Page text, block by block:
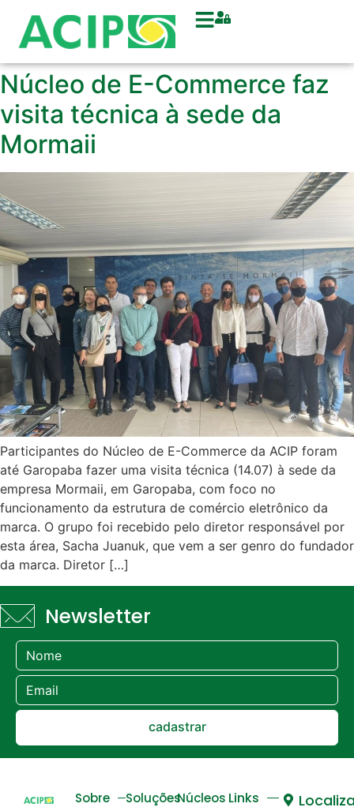
Núcleo de E-Commerce faz
visita técnica à sede da
Mormaii
Participantes do Núcleo de E-Commerce da ACIP foram
até Garopaba fazer uma visita técnica (14.07) à sede da
empresa Mormaii, em Garopaba, com foco no
funcionamento da estrutura de comércio eletrônico da
marca. O grupo foi recebido pelo diretor responsável por
esta área, Sacha Juanuk, que vem a ser genro do fundador
da marca. Diretor […]
Newsletter
cadastrar
Sobre SoluçõesNúcleos Links